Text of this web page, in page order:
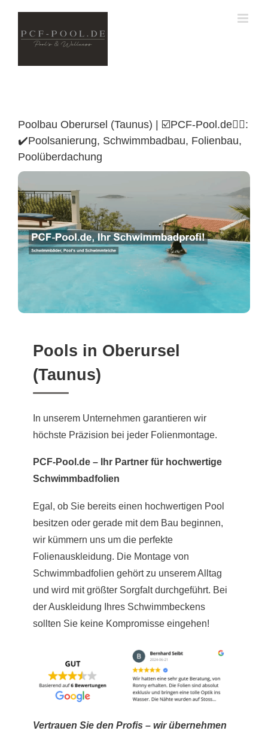
content
Poolbau Oberursel (Taunus) | ☑️PCF-Pool.de🏊🏼:
✔️Poolsanierung, Schwimmbadbau, Folienbau,
Poolüberdachung
Pools in Oberursel
(Taunus)
In unserem Unternehmen garantieren wir
höchste Präzision bei jeder Folienmontage.
PCF-Pool.de – Ihr Partner für hochwertige
Schwimmbadfolien
Egal, ob Sie bereits einen hochwertigen Pool
besitzen oder gerade mit dem Bau beginnen,
wir kümmern uns um die perfekte
Folienauskleidung. Die Montage von
Schwimmbadfolien gehört zu unserem Alltag
und wird mit größter Sorgfalt durchgeführt. Bei
der Auskleidung Ihres Schwimmbeckens
sollten Sie keine Kompromisse eingehen!
Vertrauen Sie den Profis – wir übernehmen